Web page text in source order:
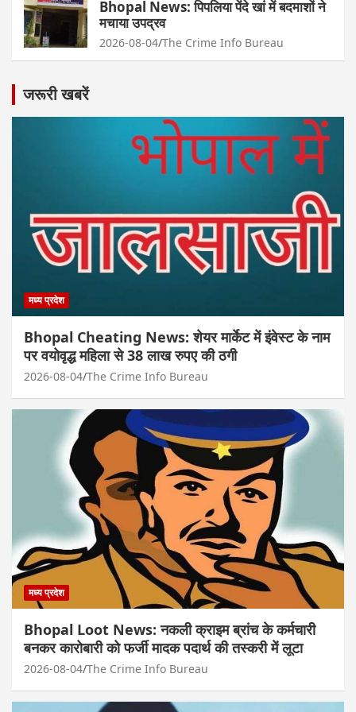
Bhopal News: पिपलिया पेंदे खां में बदमाशों ने
मचाया उपद्रव
2026-08-04 The Crime Info Bureau
जरूरी खबरें
मध्य प्रदेश
Bhopal Cheating News: शेयर मार्केट में इंवेस्ट के नाम
पर वयोवृद्ध महिला से 38 लाख रुपए की ठगी
2026-08-04 The Crime Info Bureau
मध्य प्रदेश
Bhopal Loot News: नकली क्राइम ब्रांच के कर्मचारी
बनकर कारोबारी को फर्जी मादक पदार्थ की तस्करी में लूटा
2026-08-04 The Crime Info Bureau